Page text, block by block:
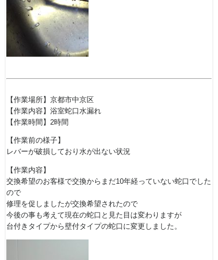
【作業場所】京都市中京区
【作業内容】浴室蛇口水漏れ
【作業時間】2時間
【作業前の様子】
レバーが破損しており水が出ない状況
【作業内容】
交換希望のお客様で交換からまだ10年経っていない蛇口でした
ので
修理を促しましたが交換希望されたので
今後の事も考えて現在の蛇口と見た目は変わりますが
台付きタイプから壁付タイプの蛇口に変更しました。